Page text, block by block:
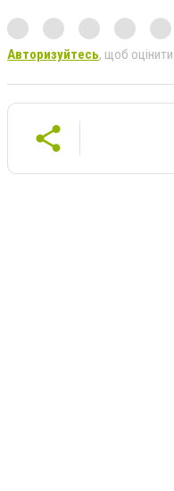
Авторизуйтесь, щоб оцінити